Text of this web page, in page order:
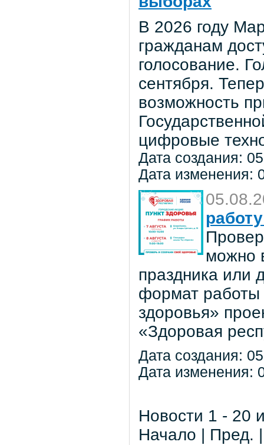
В 2026 году
гражданам
голосование.
сентября.
возможность
цифровые
Дата создания:
Дата изменения:
можно
праздника или
формат работы
здоровья»
«Здоровая
Дата создания:
Дата изменения:
Новости 1 - 20
Начало | Пред.